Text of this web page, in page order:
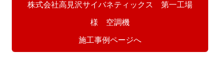
株式会社高見沢サイバネティックス 第一工場
様 空調機
施工事例ページへ